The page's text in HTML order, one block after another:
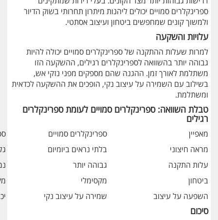
ספרינקלרים סמויים יכולים ליהנות מיתרון תחרותי בשוק הדיור
ולמשוך קונים שמחפשים ביטחון ועיצוב אסתטי.
עלויות והשקעה
למרות שעלות ההתקנה של ספרינקלרים סמויים יכולה להיות
גבוהה יותר בהשוואה לספרינקלרים רגילים, ההשקעה הזו
משתלמת לאורך זמן. ההגנה שהם מספקים מפני נזקי אש,
בשילוב עם השמירה על עיצוב נקי, הופכים את ההשקעה לכדאית
ומשתלמת.
טבלת השוואה: ספרינקלרים סמויים לעומת ספרינקלרים
רגילים
מאפיין ספרינקלרים סמויים
מראה חיצוני
בלתי נראים ביומיום
עלות התקנה
גבוהה יותר
ביטחון
מקסימלי
השפעה על עיצוב
שמירה על עיצוב נקי
סיכום